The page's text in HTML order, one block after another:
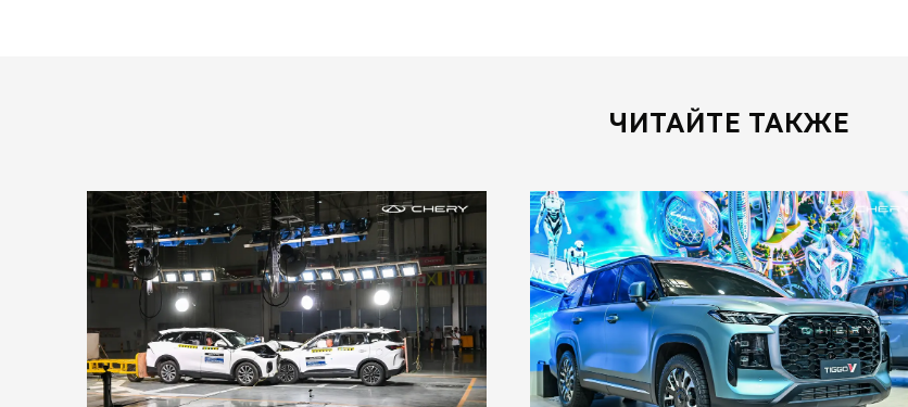
ЧИТАЙТЕ ТАКЖЕ